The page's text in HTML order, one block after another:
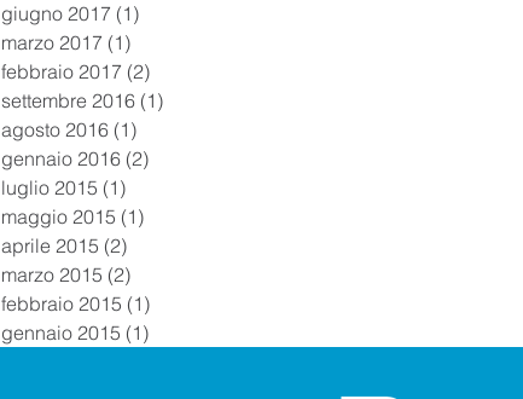
giugno 2017 (1)
marzo 2017 (1)
febbraio 2017 (2)
settembre 2016 (1)
agosto 2016 (1)
gennaio 2016 (2)
luglio 2015 (1)
maggio 2015 (1)
aprile 2015 (2)
marzo 2015 (2)
febbraio 2015 (1)
gennaio 2015 (1)